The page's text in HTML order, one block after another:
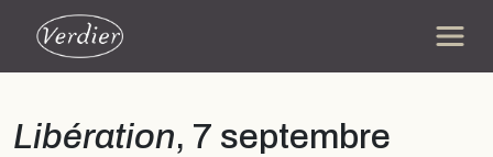
Libération, 7 septembre